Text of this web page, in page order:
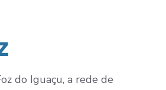
do Iguaçu, a rede de